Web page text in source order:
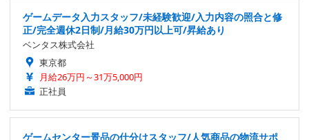
ゲームデータ入力スタッフ/未経験歓迎/入力内容の照合と修
正/完全週休2日制/月給30万円以上可/昇給あり
ベンタス株式会社
東京都
月給26万円～31万5,000円
正社員
ゲームセンター景品の仕分けスタッフ/人気商品の物流サポ